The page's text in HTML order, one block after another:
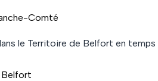
Comté
le Territoire de Belfort en
Belfort